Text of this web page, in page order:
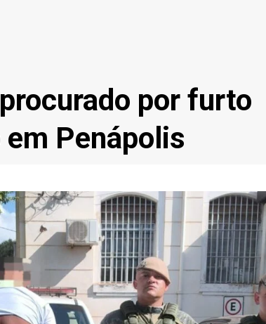
por furto
Penápolis